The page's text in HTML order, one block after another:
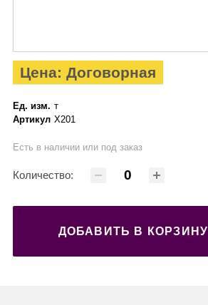
Цена: Договорная
Ед. изм. т
Артикул X201
Есть в наличии или под заказ
Количество:
ДОБАВИТЬ В КОРЗИНУ